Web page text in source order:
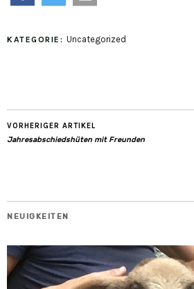
mail
KATEGORIE: Uncategorized
VORHERIGER ARTIKEL
Jahresabschiedshüten mit Freunden
NEUIGKEITEN